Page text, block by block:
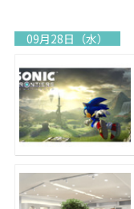
09月28日（水）